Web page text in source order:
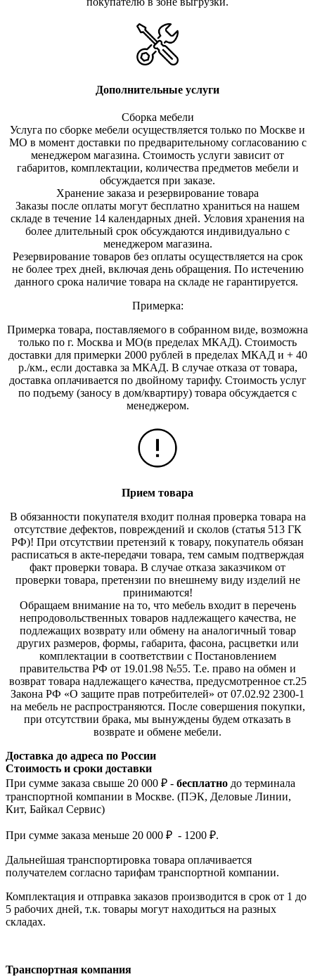
Дополнительные услуги
Сборка мебели
Услуга по сборке мебели осуществляется только по Москве и
МО в момент доставки по предварительному согласованию с
менеджером магазина. Стоимость услуги зависит от
габаритов, комплектации, количества предметов мебели и
обсуждается при заказе.
Хранение заказа и резервирование товара
Заказы после оплаты могут бесплатно храниться на нашем
складе в течение 14 календарных дней. Условия хранения на
более длительный срок обсуждаются индивидуально с
менеджером магазина.
Резервирование товаров без оплаты осуществляется на срок
не более трех дней, включая день обращения. По истечению
данного срока наличие товара на складе не гарантируется.
Примерка:
Примерка товара, поставляемого в собранном виде, возможна
только по г. Москва и МО(в пределах МКАД). Стоимость
доставки для примерки 2000 рублей в пределах МКАД и + 40
р./км., если доставка за МКАД. В случае отказа от товара,
доставка оплачивается по двойному тарифу. Стоимость услуг
по подъему (заносу в дом/квартиру) товара обсуждается с
менеджером.
Прием товара
В обязанности покупателя входит полная проверка товара на
отсутствие дефектов, повреждений и сколов (статья 513 ГК
РФ)! При отсутствии претензий к товару, покупатель обязан
расписаться в акте-передачи товара, тем самым подтверждая
факт проверки товара. В случае отказа заказчиком от
проверки товара, претензии по внешнему виду изделий не
принимаются!
Обращаем внимание на то, что мебель входит в перечень
непродовольственных товаров надлежащего качества, не
подлежащих возврату или обмену на аналогичный товар
других размеров, формы, габарита, фасона, расцветки или
комплектации в соответствии с Постановлением
правительства РФ от 19.01.98 №55. Т.е. право на обмен и
возврат товара надлежащего качества, предусмотренное ст.25
Закона РФ «О защите прав потребителей» от 07.02.92 2300-1
на мебель не распространяются. После совершения покупки,
при отсутствии брака, мы вынуждены будем отказать в
возврате и обмене мебели.
Доставка до адреса по России
Стоимость и сроки доставки
При сумме заказа свыше 20 000 ₽ - бесплатно до терминала
транспортной компании в Москве. (ПЭК, Деловые Линии,
Кит, Байкал Сервис)
При сумме заказа меньше 20 000 ₽ - 1200 ₽.
Дальнейшая транспортировка товара оплачивается
получателем согласно тарифам транспортной компании.
Комплектация и отправка заказов производится в срок от 1 до
5 рабочих дней, т.к. товары могут находиться на разных
складах.
Транспортная компания